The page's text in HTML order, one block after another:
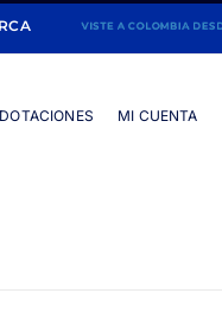
DOTACIONES MI CUENTA